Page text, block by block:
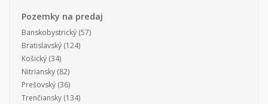
Pozemky na predaj
Banskobystrický (57)
Bratislavský (124)
Košický (34)
Nitriansky (82)
Prešovský (36)
Trenčiansky (134)